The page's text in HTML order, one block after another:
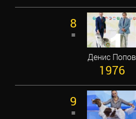
8
=
Денис Попов
1976
9
=